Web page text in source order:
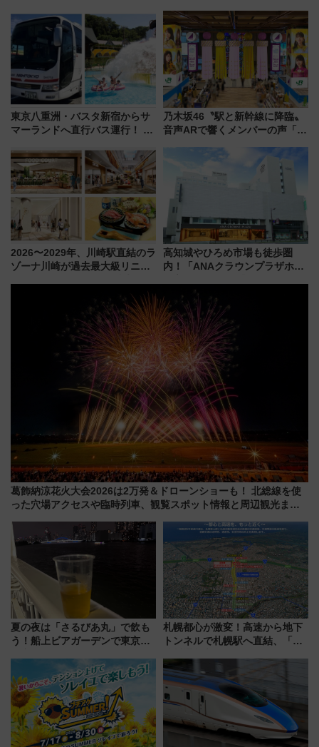
を食べ比べ【7月25日・26日開
催】
東京八重洲・バスタ新宿からサ
マーランドへ直行バス運行！ お
推し活を楽しもう！（2026年
8/1～31）
乃木坂46〝駅と新幹線に降臨〟
音声ARで響くメンバーの声「真
2026〜2029年、川崎駅直結のラ
ゾーナ川崎が過去最大級リニュ
「いつから何が変わるか」徹底
高知城やひろめ市場も徒歩圏
内！「ANAクラウンプラザホテ
葛飾納涼花火大会2026は2万発＆ドローンショーも！ 北総線を使
った穴場アクセスや臨時列車、観覧スポット情報と周辺観光まと
夏の夜は「さるびあ丸」で飲も
う！船上ビアガーデンで東京湾
杯……工場直送生ビールや島グ
ルメが美味い
札幌都心が激変！高速から地下
トンネルで札幌駅へ直結、「創
から本格着工、延長4.8km整備
事業の全貌